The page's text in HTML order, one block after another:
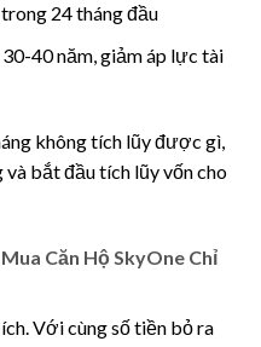
24 tháng đầu
40 năm, giảm áp lực tài
không tích lũy được gì,
và bắt đầu tích lũy vốn cho
Căn Hộ SkyOne Chỉ
Với cùng số tiền bỏ ra